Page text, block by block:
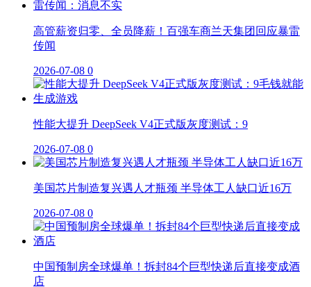
高管薪资归零、全员降薪！百强车商兰天集团回应暴雷
传闻
2026-07-08 0
性能大提升 DeepSeek V4正式版灰度测试：9
2026-07-08 0
美国芯片制造复兴遇人才瓶颈 半导体工人缺口近16万
2026-07-08 0
中国预制房全球爆单！拆封84个巨型快递后直接变成酒
店